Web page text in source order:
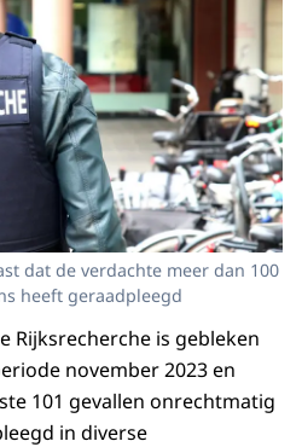
dat de verdachte meer dan 100
heeft geraadpleegd
Rijksrecherche is gebleken
november 2023 en
101 gevallen onrechtmatig
in diverse